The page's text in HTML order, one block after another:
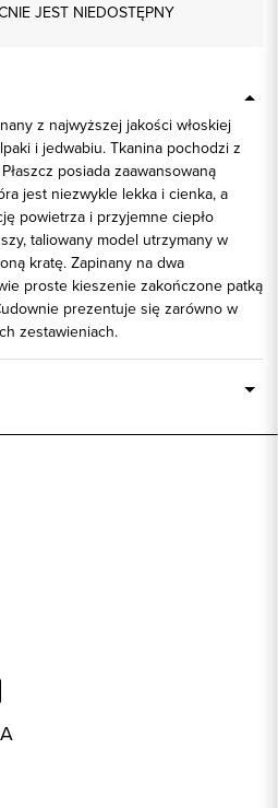
JEST NIEDOSTĘPNY
z najwyższej jakości włoskiej
i jedwabiu. Tkanina pochodzi z
posiada zaawansowaną
jest niezwykle lekka i cienka, a
powietrza i przyjemne ciepło
taliowany model utrzymany w
kratę. Zapinany na dwa
proste kieszenie zakończone patką
prezentuje się zarówno w
zestawieniach.